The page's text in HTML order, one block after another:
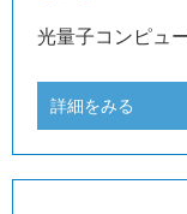
光量子コンピュ
詳細をみる